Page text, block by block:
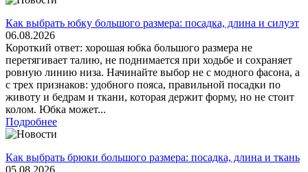
Как выбрать юбку большого размера: посадка, длина и силуэт
06.08.2026
Короткий ответ: хорошая юбка большого размера не
перетягивает талию, не поднимается при ходьбе и сохраняет
ровную линию низа. Начинайте выбор не с модного фасона, а
с трех признаков: удобного пояса, правильной посадки по
животу и бедрам и ткани, которая держит форму, но не стоит
колом. Юбка может...
Подробнее
Как выбрать брюки большого размера: посадка, длина и ткань
05.08.2026